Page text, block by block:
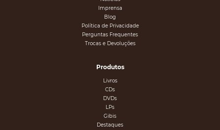
Imprensa
Blog
Política de Privacidade
Perguntas Frequentes
Trocas e Devoluções
Produtos
Livros
CDs
DVDs
LPs
Gibis
Destaques